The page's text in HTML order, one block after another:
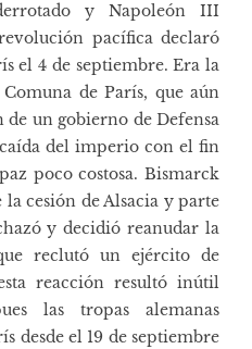
y Napoleón III
pacífica declaró
el 4 de septiembre. Era la
de París, que aún
de un gobierno de Defensa
del imperio con el fin
poco costosa. Bismarck
cesión de Alsacia y parte
y decidió reanudar la
reclutó un ejército de
reacción resultó inútil
las tropas alemanas
desde el 19 de septiembre